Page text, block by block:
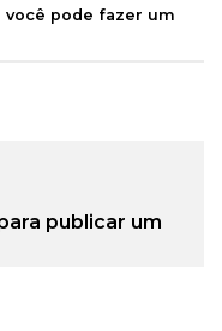
você pode fazer um
publicar um